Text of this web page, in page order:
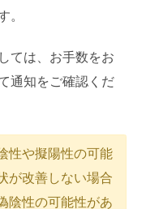
。
ては、お手数をお
通知をご確認くだ
性や擬陽性の可能
が改善しない場合
陰性の可能性があ